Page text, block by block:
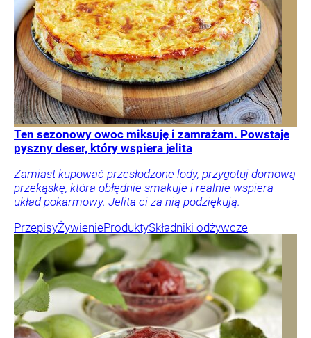
Ten sezonowy owoc miksuję i zamrażam. Powstaje
pyszny deser, który wspiera jelita
Zamiast kupować przesłodzone lody, przygotuj domową
przekąskę, która obłędnie smakuje i realnie wspiera
układ pokarmowy. Jelita ci za nią podziękują.
PrzepisyŻywienieProduktySkładniki odżywcze